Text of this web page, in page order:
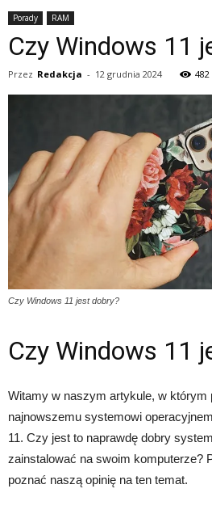
Porady RAM
Czy Windows 11
Przez Redakcja - 12 grudnia 2024 482
Czy Windows 11 jest dobry?
Czy Windows 11
Witamy w naszym artykule, w którym
najnowszemu systemowi
11. Czy jest to naprawdę dobry
zainstalować na swoim komputerze?
poznać naszą opinię na ten temat.